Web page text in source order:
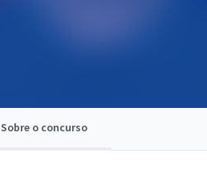
Sobre o concurso